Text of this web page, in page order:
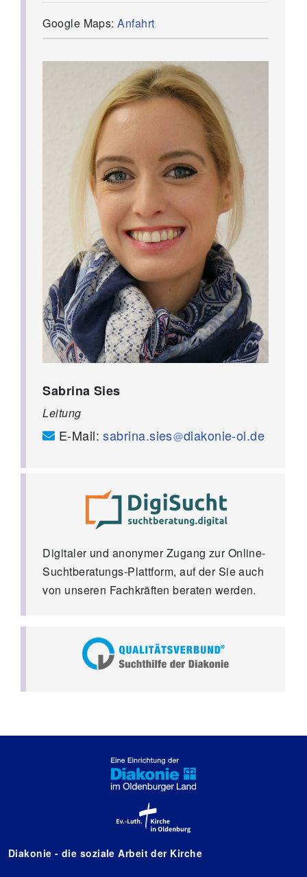
Google Maps:Anfahrt
Sabrina Sies
Leitung
E-Mail:sabrina.sies diakonie-ol.de
Digitaler und anonymer Zugang zur Online-
Suchtberatungs-Plattform, auf der Sie auch
von unseren Fachkräften beraten werden.
Diakonie - die soziale Arbeit der Kirche